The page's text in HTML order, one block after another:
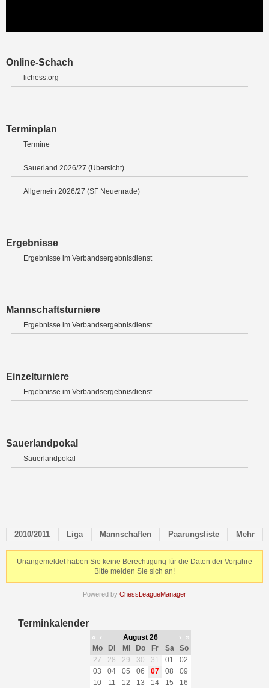
Online-Schach
lichess.org
Terminplan
Termine
Sauerland 2026/27 (Übersicht)
Allgemein 2026/27 (SF Neuenrade)
Ergebnisse
Ergebnisse im Verbandsergebnisdienst
Mannschaftsturniere
Ergebnisse im Verbandsergebnisdienst
Einzelturniere
Ergebnisse im Verbandsergebnisdienst
Sauerlandpokal
Sauerlandpokal
2010/2011 Liga Mannschaften Paarungsliste Mehr
Unangemeldet haben Sie keine Berechtigung für die Daten der Vorjahre
Bitte melden Sie sich an!
Powered by ChessLeagueManager
Terminkalender
« ‹ August 26 ›
»
Mo
Di Mi Do Fr Sa
So
27
28 29 30 31 01
02
03
04 05 06 07 08
09
10
11 12 13 14 15
16